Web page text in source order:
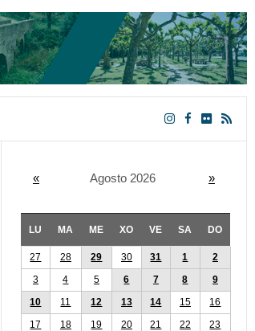
« Agosto 2026 »
LU MA ME XO VE SA DO
27 28 29 30 31 1
2
3
4 5 6 7 8
9
10
11 12 13 14 15
16
17
18 19 20 21 22
23